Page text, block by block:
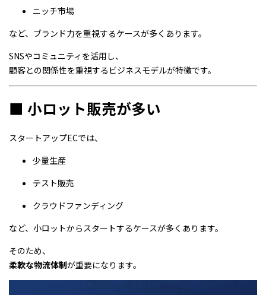
ニッチ市場
など、ブランド力を重視するケースが多くあります。
SNSやコミュニティを活用し、
顧客との関係性を重視するビジネスモデルが特徴です。
■ 小ロット販売が多い
スタートアップECでは、
少量生産
テスト販売
クラウドファンディング
など、小ロットからスタートするケースが多くあります。
そのため、
柔軟な物流体制が重要になります。